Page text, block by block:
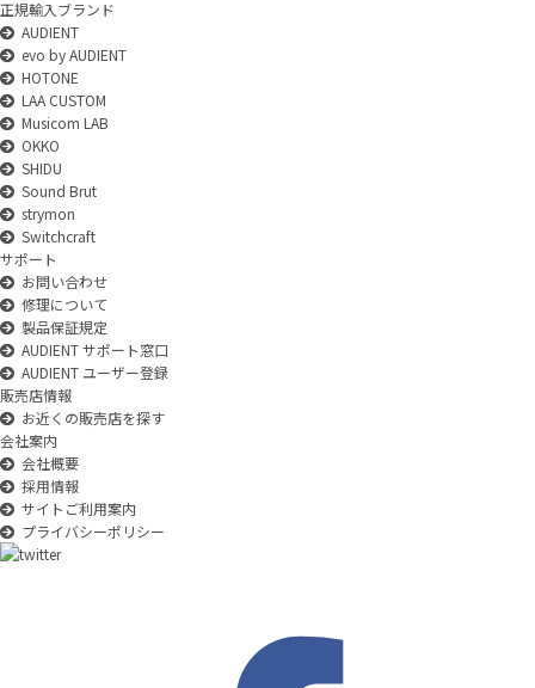
正規輸入ブランド
AUDIENT
evo by AUDIENT
HOTONE
LAA CUSTOM
Musicom LAB
OKKO
SHIDU
Sound Brut
strymon
Switchcraft
サポート
お問い合わせ
修理について
製品保証規定
AUDIENT サポート窓口
AUDIENT ユーザー登録
販売店情報
お近くの販売店を探す
会社案内
会社概要
採用情報
サイトご利用案内
プライバシーポリシー